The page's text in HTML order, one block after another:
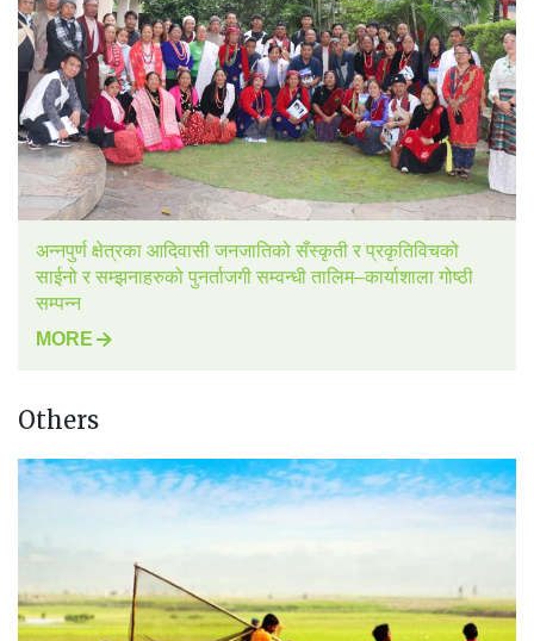
अन्नपुर्ण क्षेत्रका आदिवासी जनजातिको सँस्कृती र प्रकृतिविचको
साईनो र सम्झनाहरुको पुनर्ताजगी सम्वन्धी तालिम–कार्याशाला गोष्ठी
सम्पन्न
MORE
Others